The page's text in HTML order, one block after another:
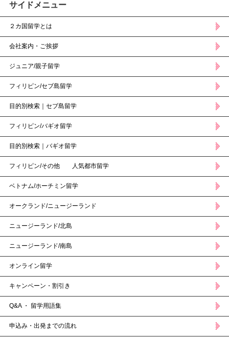
サイドメニュー
２カ国留学とは
会社案内・ご挨拶
ジュニア/親子留学
フィリピン/セブ島留学
目的別検索｜セブ島留学
フィリピン/バギオ留学
目的別検索｜バギオ留学
フィリピン/その他 人気都市留学
ベトナム/ホーチミン留学
オークランド/ニュージーランド
ニュージーランド/北島
ニュージーランド/南島
オンライン留学
キャンペーン・割引き
Q&A ・ 留学用語集
申込み・出発までの流れ